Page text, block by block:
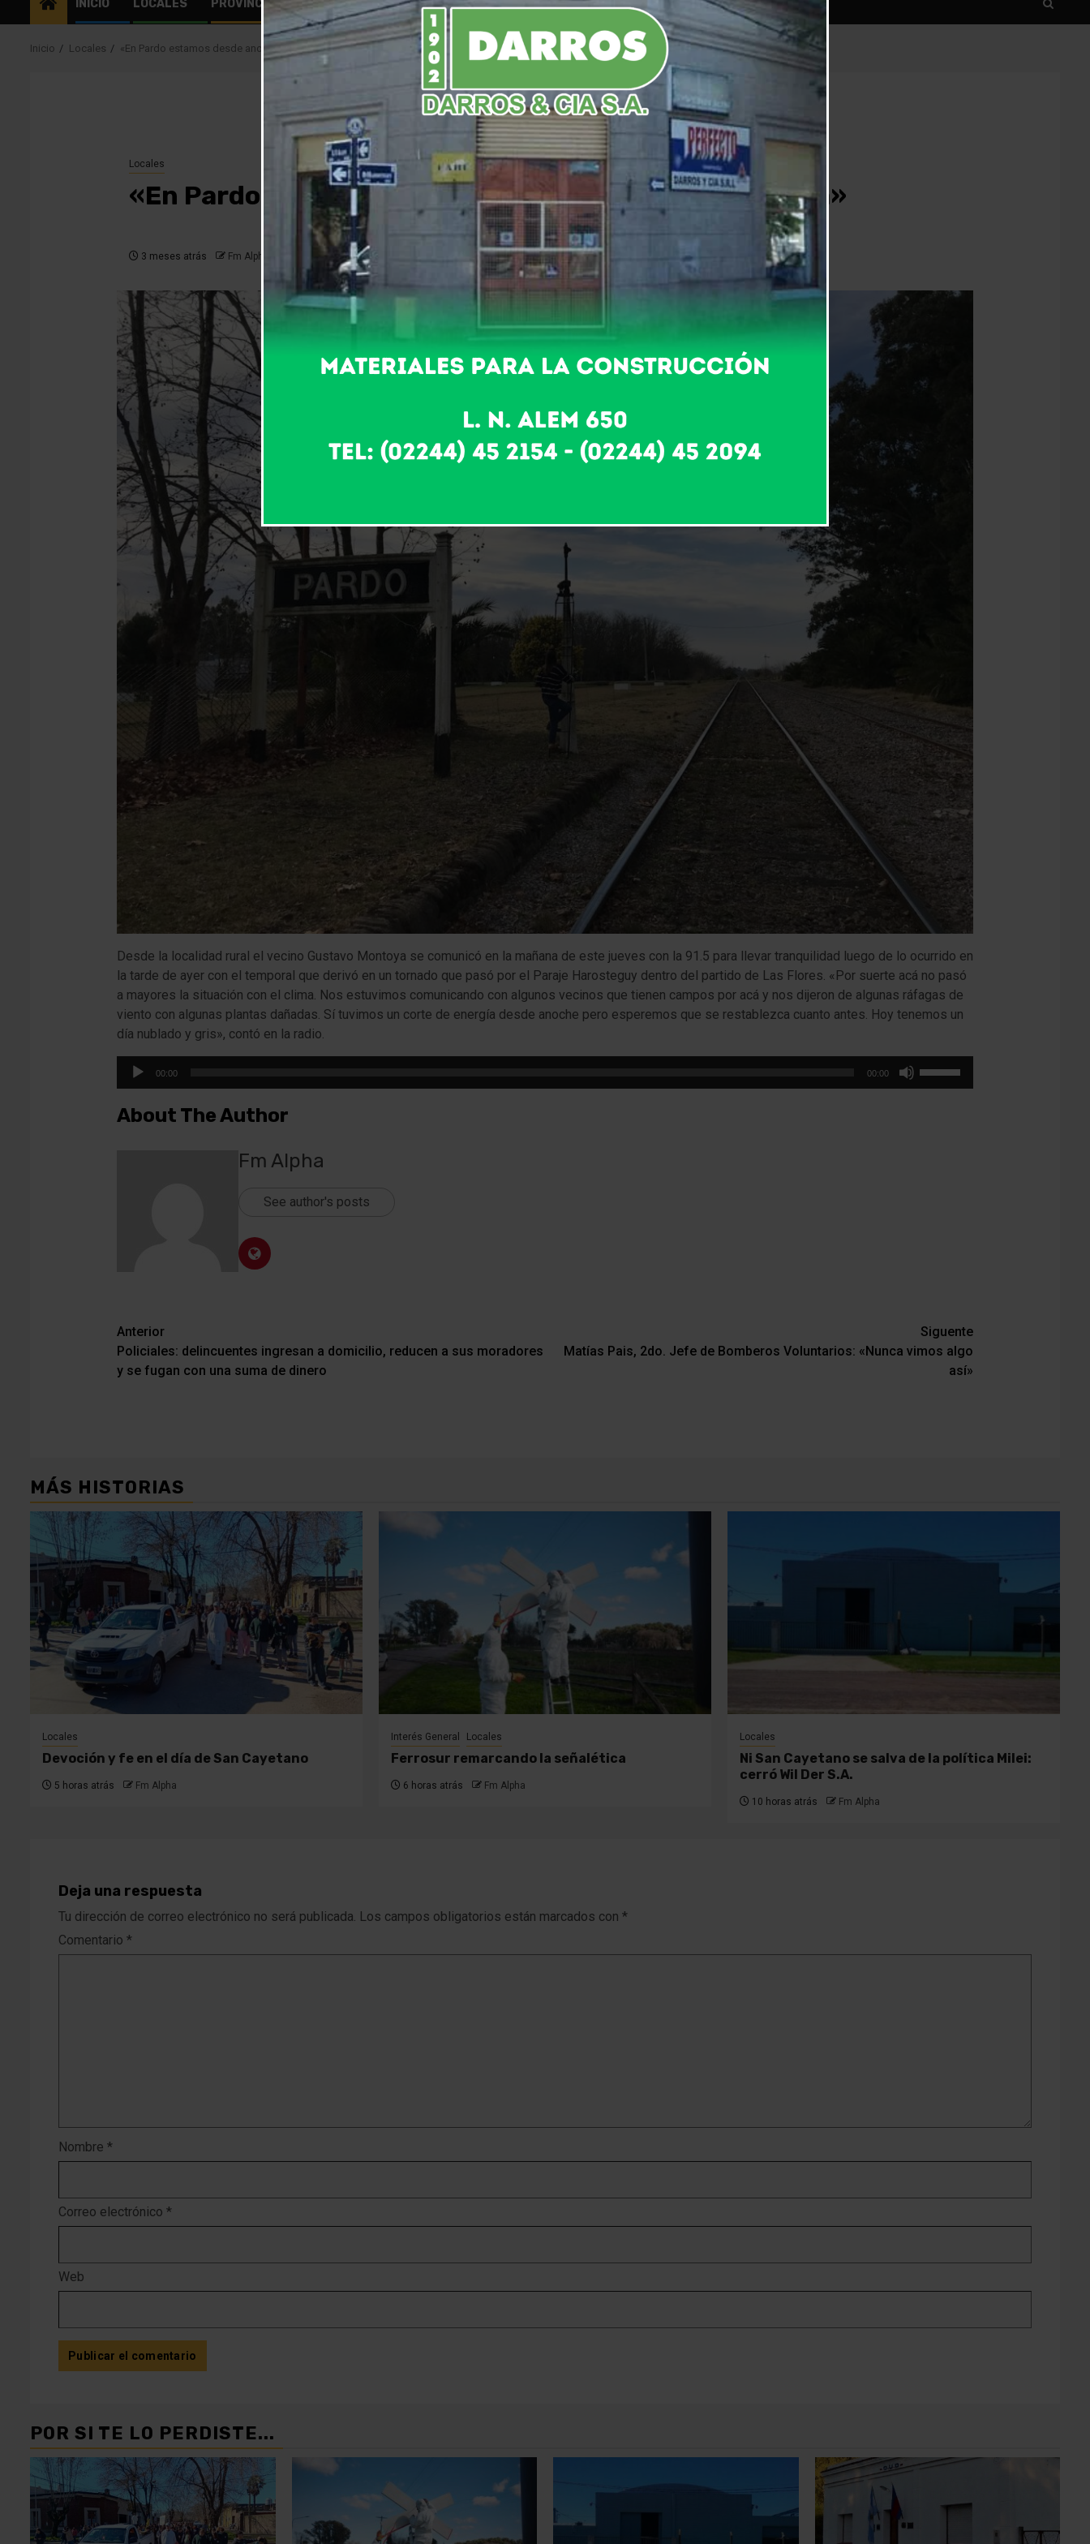
INICIO LOCALES PROVINCIALES EL MUNDO POLICIALES NACIONALES DEPORTES
Inicio Locales «En Pardo estamos desde anoche sin energía eléctrica»
Locales
«En Pardo estamos desde anoche sin energía eléctrica»
3 meses atrás Fm Alpha
Desde la localidad rural el vecino Gustavo Montoya se comunicó en la mañana de este jueves con la 91.5 para llevar tranquilidad luego de lo ocurrido en
la tarde de ayer con el temporal que derivó en un tornado que pasó por el Paraje Harosteguy dentro del partido de Las Flores. «Por suerte acá no pasó
a mayores la situación con el clima. Nos estuvimos comunicando con algunos vecinos que tienen campos por acá y nos dijeron de algunas ráfagas de
viento con algunas plantas dañadas. Sí tuvimos un corte de energía desde anoche pero esperemos que se restablezca cuanto antes. Hoy tenemos un
día nublado y gris», contó en la radio.
Reproductor
00:00 00:00
About The Author
Fm Alpha
See author's posts
Navegación
de
Anterior
Policiales: delincuentes ingresan a domicilio, reducen a sus moradores
y se fugan con una suma de dinero
Siguente
Matías Pais, 2do. Jefe de Bomberos Voluntarios: «Nunca vimos algo
así»
MÁS HISTORIAS
Locales
Devoción y fe en el día de San Cayetano
5 horas atrás Fm Alpha
Interés General Locales
Ferrosur remarcando la señalética
6 horas atrás Fm Alpha
Locales
Ni San Cayetano se salva de la política Milei:
cerró Wil Der S.A.
10 horas atrás Fm Alpha
Deja una respuesta
Tu dirección de correo electrónico no será publicada. Los campos obligatorios están marcados con *
Comentario *
Nombre *
Correo electrónico *
Web
POR SI TE LO PERDISTE...